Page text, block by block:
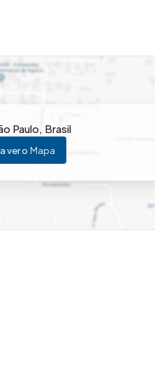
Paulo, Brasil
ver o Mapa